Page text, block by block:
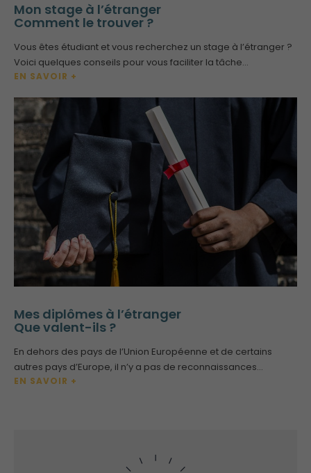
Mon stage à l’étranger
Comment le trouver ?
Vous êtes étudiant et vous recherchez un stage à l’étranger ?
Voici quelques conseils pour vous faciliter la tâche…
EN SAVOIR +
Mes diplômes à l’étranger
Que valent-ils ?
En dehors des pays de l’Union Européenne et de certains
autres pays d’Europe, il n’y a pas de reconnaissances…
EN SAVOIR +